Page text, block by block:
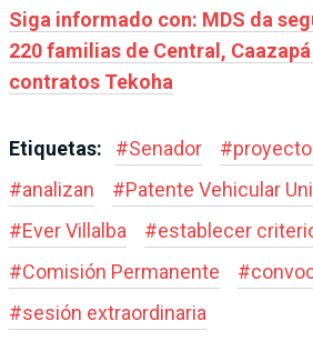
Siga informado con: MDS da
220 familias de Central,
contratos Tekoha
Etiquetas: #Senador #
#analizan #Patente Vehicular
#Ever Villalba #establecer
#Comisión Permanente #
#sesión extraordinaria